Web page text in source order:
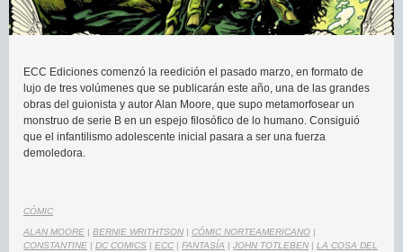
ECC Ediciones comenzó la reedición el pasado marzo, en formato de
lujo de tres volúmenes que se publicarán este año, una de las grandes
obras del guionista y autor Alan Moore, que supo metamorfosear un
monstruo de serie B en un espejo filosófico de lo humano. Consiguió
que el infantilismo adolescente inicial pasara a ser una fuerza
demoledora.
CÓMIC
ALAN MOORE | BERNIE WRITHTSON | CÓMIC NORTEAMERICANO |
CONSTANTINE | DC COMICS | ECC | FANTASÍA | JOHN TOTLEBEN | LA COSA DEL